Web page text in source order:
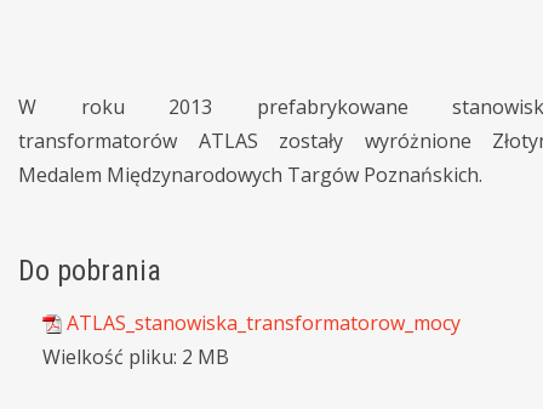
W roku 2013 prefabrykowane
transformatorów ATLAS zostały wyróżnione
Medalem Międzynarodowych Targów Poznańskich.
Do pobrania
ATLAS_stanowiska_transformatorow_mocy
Wielkość pliku: 2 MB